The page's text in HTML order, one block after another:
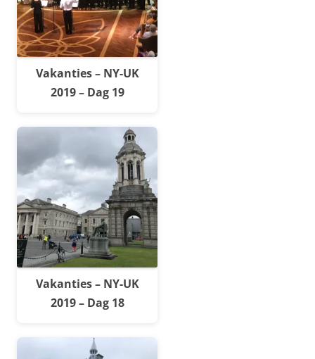
Vakanties – NY-UK
2019 – Dag 19
Vakanties – NY-UK
2019 – Dag 18